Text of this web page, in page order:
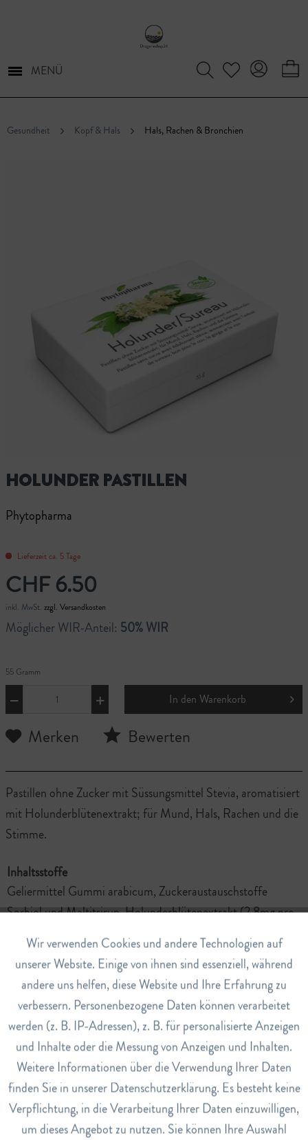
MENÜ
Gesundheit Kopf & Hals Hals, Rachen & Bronchien
HOLUNDER PASTILLEN
Phytopharma
Lieferzeit ca. 5 Tage
CHF 6.50
inkl. MwSt. zzgl. Versandkosten
Möglicher WIR-Anteil: 50% WIR
55 Gramm
In den Warenkorb
Merken Bewerten
Pastillen ohne Zucker mit Süssungsmittel Stevia, aromatisiert
mit Holunderblütenextrakt; für Mund, Hals, Rachen und die
Stimme.
Inhaltsstoffe
Geliermittel Gummi arabicum, Zuckeraustauschstoffe
Sorbiol und Maltitsirup, Holunderblütenextrakt (2.8mg pro
Citronensäure, Süssstoff Stevia rebaudiana, Überzugsmittel
(Carnaubawachs, Kokos- und Rapsöl).
Dosierung
6-10 Pastillen pro Tag
Art.Nr.
2698128
EAN
7640106959821
Funktionale Aktiv
Marketing Inaktiv
Tracking Inaktiv
Service Inaktiv
Wir verwenden Cookies und andere Technologien auf
unserer Website. Einige von ihnen sind essenziell, während
andere uns helfen, diese Website und Ihre Erfahrung zu
verbessern. Personenbezogene Daten können verarbeitet
werden (z. B. IP-Adressen), z. B. für personalisierte Anzeigen
und Inhalte oder die Messung von Anzeigen und Inhalten.
Weitere Informationen über die Verwendung Ihrer Daten
finden Sie in unserer Datenschutzerklärung. Es besteht keine
Verpflichtung, in die Verarbeitung Ihrer Daten einzuwilligen,
um dieses Angebot zu nutzen. Sie können Ihre Auswahl